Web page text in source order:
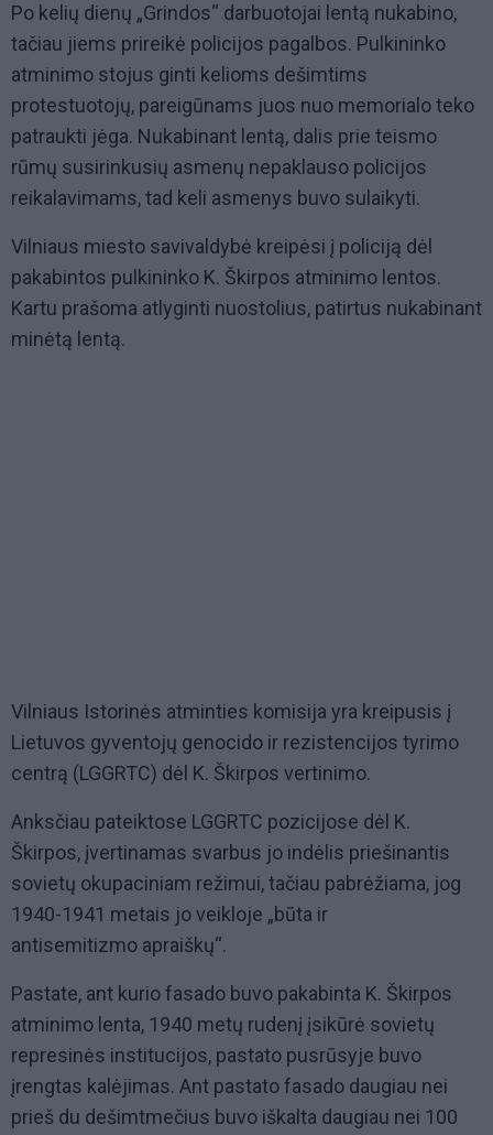
Po kelių dienų „Grindos“ darbuotojai lentą nukabino,
tačiau jiems prireikė policijos pagalbos. Pulkininko
atminimo stojus ginti kelioms dešimtims
protestuotojų, pareigūnams juos nuo memorialo teko
patraukti jėga. Nukabinant lentą, dalis prie teismo
rūmų susirinkusių asmenų nepaklauso policijos
reikalavimams, tad keli asmenys buvo sulaikyti.
Vilniaus miesto savivaldybė kreipėsi į policiją dėl
pakabintos pulkininko K. Škirpos atminimo lentos.
Kartu prašoma atlyginti nuostolius, patirtus nukabinant
minėtą lentą.
Vilniaus Istorinės atminties komisija yra kreipusis į
Lietuvos gyventojų genocido ir rezistencijos tyrimo
centrą (LGGRTC) dėl K. Škirpos vertinimo.
Anksčiau pateiktose LGGRTC pozicijose dėl K.
Škirpos, įvertinamas svarbus jo indėlis priešinantis
sovietų okupaciniam režimui, tačiau pabrėžiama, jog
1940-1941 metais jo veikloje „būta ir
antisemitizmo apraiškų“.
Pastate, ant kurio fasado buvo pakabinta K. Škirpos
atminimo lenta, 1940 metų rudenį įsikūrė sovietų
represinės institucijos, pastato pusrūsyje buvo
įrengtas kalėjimas. Ant pastato fasado daugiau nei
prieš du dešimtmečius buvo iškalta daugiau nei 100